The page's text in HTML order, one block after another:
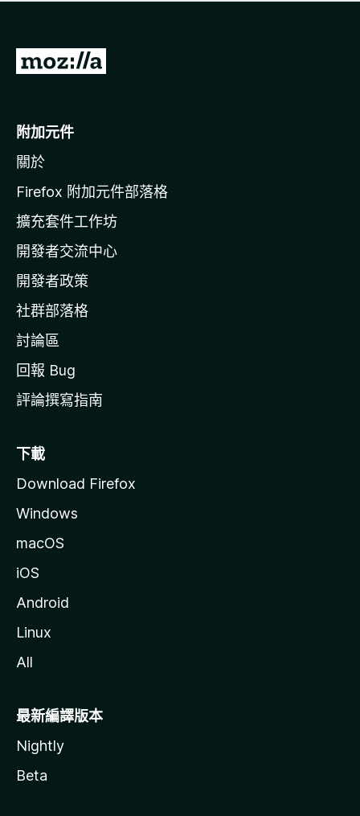
有
前
o
i
l
a
官
網
附加元件
關於
Firefox 附加元件部落格
擴充套件工作坊
開發者交流中心
開發者政策
社群部落格
討論區
回報 Bug
評論撰寫指南
下載
Download Firefox
Windows
macOS
iOS
Android
Linux
All
最新編譯版本
Nightly
Beta